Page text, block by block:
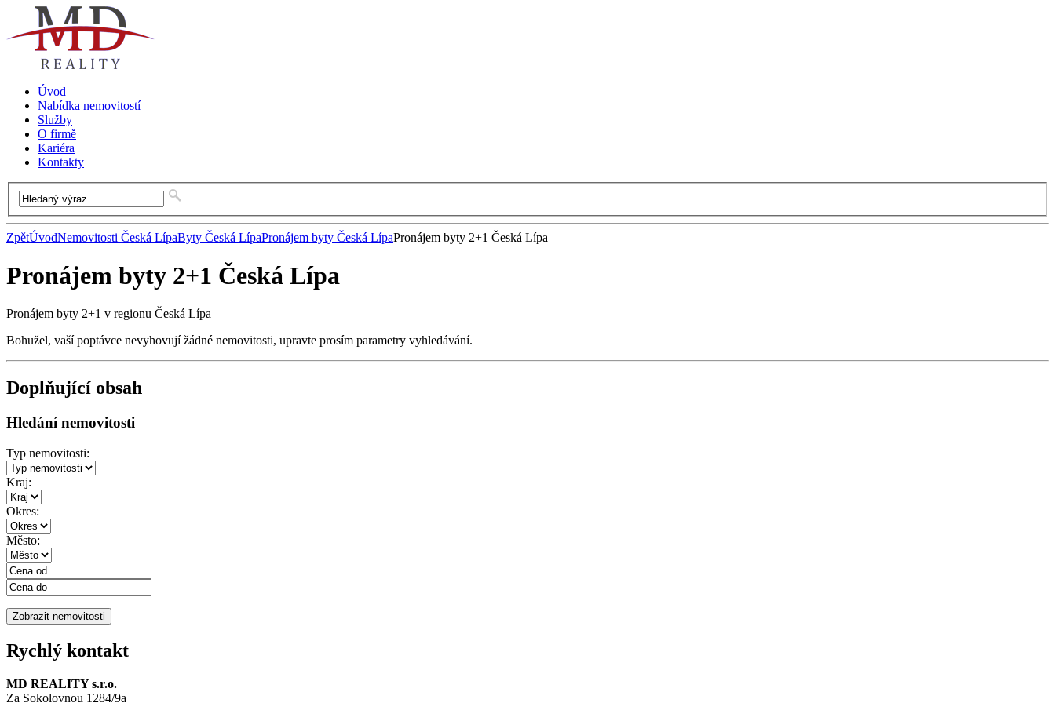
Úvod
Nabídka nemovitostí
Služby
O firmě
Kariéra
Kontakty
ZpětÚvodNemovitosti Česká LípaByty Česká LípaPronájem byty Česká LípaPronájem byty 2+1 Česká Lípa
Pronájem byty 2+1 Česká Lípa
Pronájem byty 2+1 v regionu Česká Lípa
Bohužel, vaší poptávce nevyhovují žádné nemovitosti, upravte prosím parametry vyhledávání.
Doplňující obsah
Hledání nemovitosti
Typ nemovitosti:
Kraj:
Okres:
Město:
Rychlý kontakt
MD REALITY s.r.o.
Za Sokolovnou 1284/9a